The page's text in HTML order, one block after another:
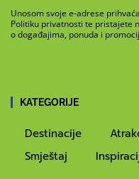
Unosom svoje e-adrese
Politiku privatnosti te pristajete
o događajima, ponuda i
KATEGORIJE
Destinacije
Smještaj